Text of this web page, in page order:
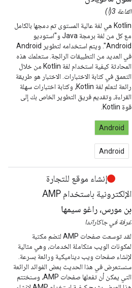
القاعة 3(أ)
Kotlin هي لغة عالية المستوى تم دمجها بالكامل
مع كل من لغة برمجة Java و"استوديو
Android". ويتم استخدامه لتطوير Android
في العديد من التطبيقات الرائجة. ستعلمك هذه
المحادثة كيفية استخدام لغة Kotlin من خلال
التعمق في كتابة الاختبارات. الاختبار هو طريقة
رائعة لتعلم لغة Kotlin، وكتابة اختبارات سهلة
القراءة، وتقديم فريق التطوير الخاص بك إلى
قوة Kotlin.
Android
Android
إنشاء موقع للتجارة
الإلكترونية باستخدام AMP
بن مورس، راغو سيمها
غرفة في جاكاراندا
لقد توسعت صفحات AMP لتضم مكتبة
لمكونات الويب متكاملة الخدمات، وهي مثالية
لإنشاء صفحات ويب ديناميكية ورائعة بسرعة.
سنستعرض في هذا الحديث بعض الفوائد الرائعة
التي يمكن أن تفعلها صفحات AMP، وسنختتم